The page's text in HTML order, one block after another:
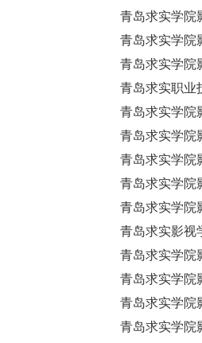
青岛求实学院
青岛求实学院
青岛求实学院
青岛求实职业
青岛求实学院
青岛求实学院
青岛求实学院
青岛求实学院
青岛求实学院
青岛求实影视
青岛求实学院
青岛求实学院
青岛求实学院
青岛求实学院